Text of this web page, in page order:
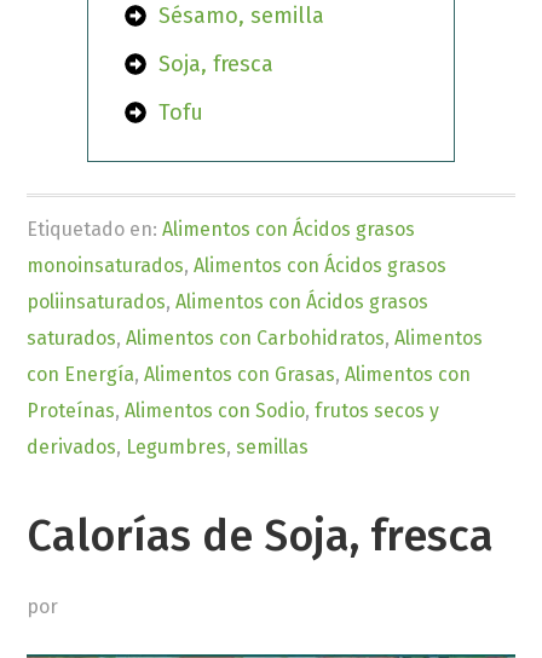
Sésamo, semilla
Soja, fresca
Tofu
Etiquetado en:Alimentos con Ácidos grasos
monoinsaturados,Alimentos con Ácidos grasos
poliinsaturados,Alimentos con Ácidos grasos
saturados,Alimentos con Carbohidratos,Alimentos
con Energía,Alimentos con Grasas,Alimentos con
Proteínas,Alimentos con Sodio,frutos secos y
derivados, Legumbres, semillas
Calorías de Soja, fresca
por